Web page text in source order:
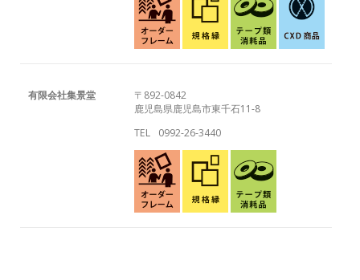
有限会社集景堂
〒892-0842
鹿児島県鹿児島市東千石11-8
TEL
0992-26-3440